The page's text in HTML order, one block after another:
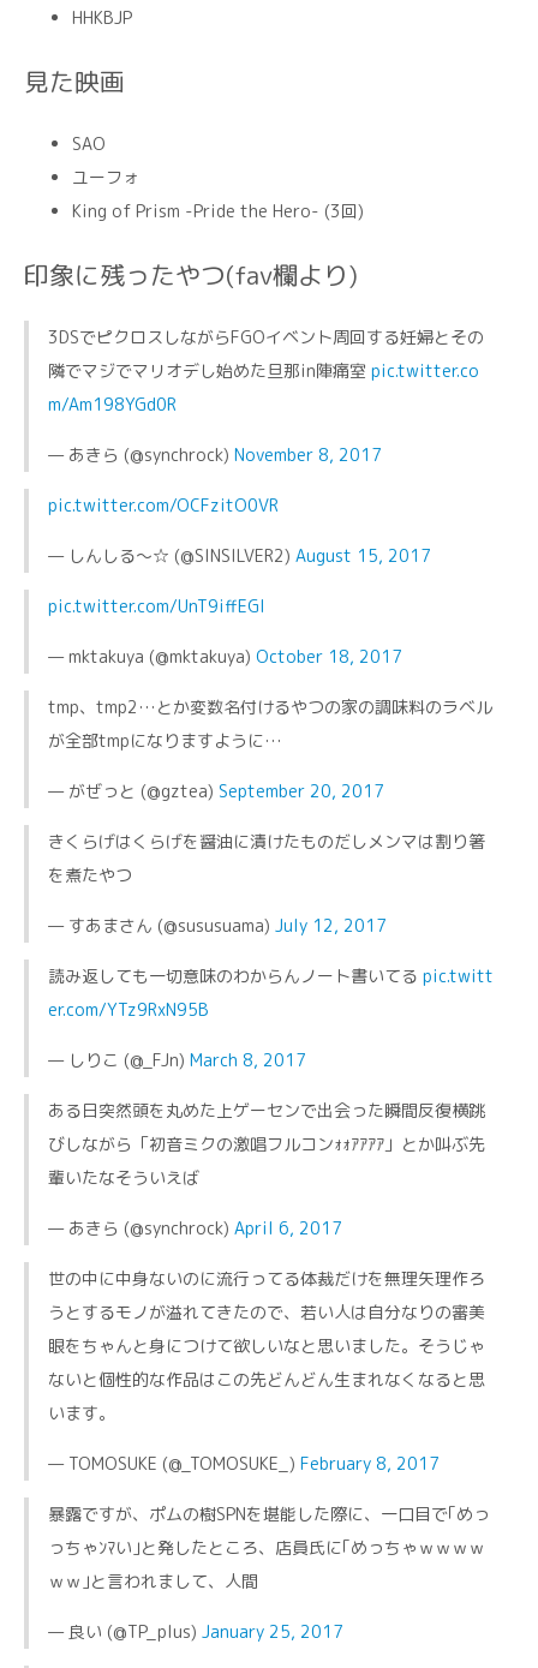
HHKBJP
見た映画
SAO
ユーフォ
King of Prism -Pride the Hero- (3回)
印象に残ったやつ(fav欄より)
3DSでピクロスしながらFGOイベント周回する妊婦とその
隣でマジでマリオデし始めた旦那in陣痛室 pic.twitter.co
m/Am198YGd0R
— あきら (@synchrock) November 8, 2017
pic.twitter.com/OCFzitO0VR
— しんしる～☆ (@SINSILVER2) August 15, 2017
pic.twitter.com/UnT9iffEGl
— mktakuya (@mktakuya) October 18, 2017
tmp、tmp2…とか変数名付けるやつの家の調味料のラベル
が全部tmpになりますように…
— がぜっと (@gztea) September 20, 2017
きくらげはくらげを醤油に漬けたものだしメンマは割り箸
を煮たやつ
— すあまさん (@sususuama) July 12, 2017
読み返しても一切意味のわからんノート書いてる pic.twitt
er.com/YTz9RxN95B
— しりこ (@_FJn) March 8, 2017
ある日突然頭を丸めた上ゲーセンで出会った瞬間反復横跳
びしながら「初音ミクの激唱フルコンｫｫｱｱｱｱ」とか叫ぶ先
輩いたなそういえば
— あきら (@synchrock) April 6, 2017
世の中に中身ないのに流行ってる体裁だけを無理矢理作ろ
うとするモノが溢れてきたので、若い人は自分なりの審美
眼をちゃんと身につけて欲しいなと思いました。そうじゃ
ないと個性的な作品はこの先どんどん生まれなくなると思
います。
— TOMOSUKE (@_TOMOSUKE_) February 8, 2017
暴露ですが、ポムの樹SPNを堪能した際に、一口目で｢めっ
っちゃﾝﾏい｣と発したところ、店員氏に｢めっちゃｗｗｗｗ
ｗｗ｣と言われまして、人間
— 良い (@TP_plus) January 25, 2017